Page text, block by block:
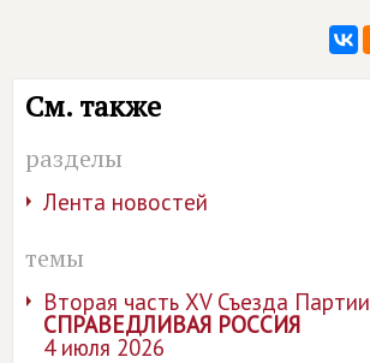
См. также
разделы
Лента новостей
темы
Вторая часть XV Съезда Партии
СПРАВЕДЛИВАЯ РОССИЯ
4 июля 2026